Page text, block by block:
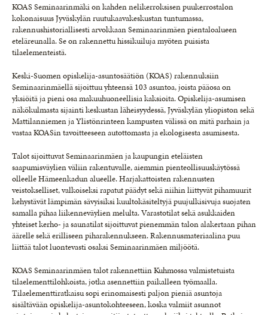
KOAS Seminaarinmäki on kahden nelikerroksisen puukerrostalon
kokonaisuus Jyväskylän ruutukaavakeskustan tuntumassa,
rakennushistoriallisesti arvokkaan Seminaarinmäen pientaloalueen
eteläreunalla. Se on rakennettu hissikuiluja myöten puisista
tilaelementeistä.
Keski-Suomen opiskelija-asuntosäätiön (KOAS) rakennuksiin
Seminaarinmäellä sijoittuu yhteensä 103 asuntoa, joista pääosa on
yksiöitä ja pieni osa makuuhuoneellisia kaksioita. Opiskelija-asumisen
näkökulmasta sijainti keskustan läheisyydessä, Jyväskylän yliopiston sekä
Mattilanniemen ja Ylistönrinteen kampusten välissä on mitä parhain ja
vastaa KOASin tavoitteeseen autottomasta ja ekologisesta asumisesta.
Talot sijoittuvat Seminaarinmäen ja kaupungin eteläisten
saapumisväylien väliin rakentuvalle, aiemmin pienteollisuuskäytössä
olleelle Hämeenkadun alueelle. Harjakattoisten rakennusten
veistokselliset, valkoiseksi rapatut päädyt sekä niihin liittyvät pihamuurit
kehystävät lämpimän sävyisiksi kuultokäsiteltyjä puujulkisivuja suojaten
samalla pihaa liikenneväylien melulta. Varastotilat sekä asukkaiden
yhteiset kerho- ja saunatilat sijoittuvat pienemmän talon alakertaan pihan
äärelle sekä erilliseen piharakennukseen. Rakennusmateriaalina puu
liittää talot luontevasti osaksi Seminaarinmäen miljöötä.
KOAS Seminaarinmäen talot rakennettiin Kuhmossa valmistetuista
tilaelementtilohkoista, jotka asennettiin paikalleen työmaalla.
Tilaelementtiratkaisu sopi erinomaisesti paljon pieniä asuntoja
sisältävään opiskelija-asuntokohteeseen, koska valmiit asunnot